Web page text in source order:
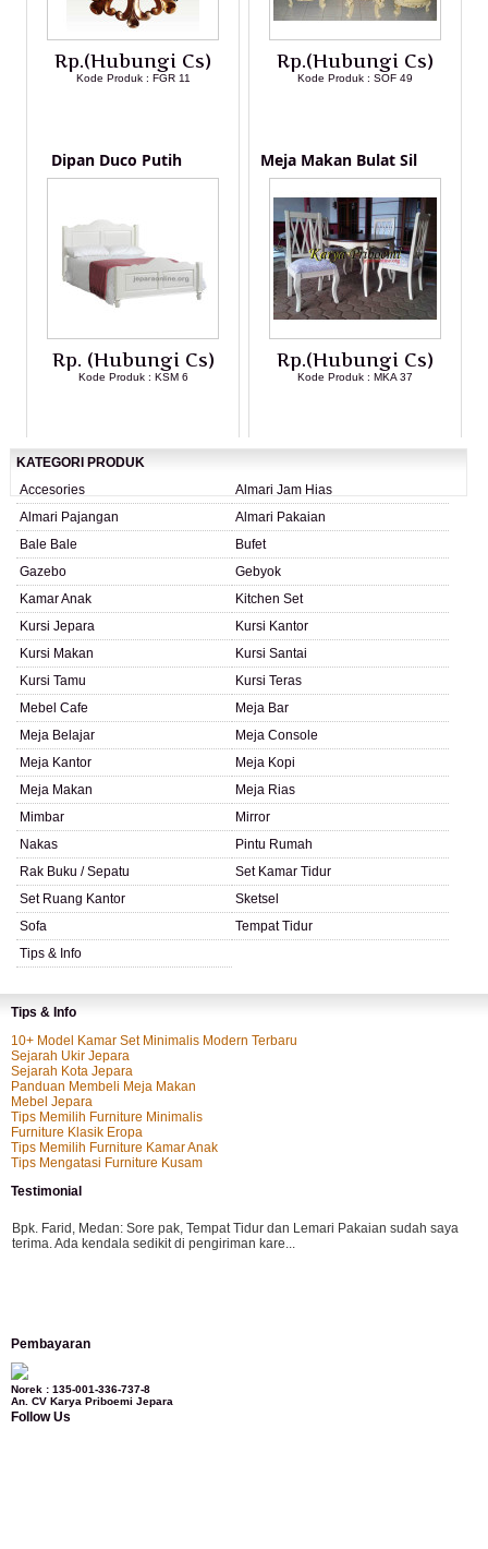
Rp.(Hubungi Cs)
Kode Produk : FGR 11
Rp.(Hubungi Cs)
Kode Produk : SOF 49
Dipan Duco Putih
Rp. (Hubungi Cs)
Kode Produk : KSM 6
Meja Makan Bulat Sil
Rp.(Hubungi Cs)
Kode Produk : MKA 37
KATEGORI PRODUK
Accesories
Almari Jam Hias
Almari Pajangan
Almari Pakaian
Bale Bale
Bufet
Gazebo
Gebyok
Kamar Anak
Kitchen Set
Kursi Jepara
Kursi Kantor
Kursi Makan
Kursi Santai
Kursi Tamu
Kursi Teras
Mebel Cafe
Meja Bar
Meja Belajar
Meja Console
Meja Kantor
Meja Kopi
Meja Makan
Meja Rias
Mimbar
Mirror
Nakas
Pintu Rumah
Rak Buku / Sepatu
Set Kamar Tidur
Set Ruang Kantor
Sketsel
Sofa
Tempat Tidur
Tips & Info
Tips & Info
10+ Model Kamar Set Minimalis Modern Terbaru
Sejarah Ukir Jepara
Sejarah Kota Jepara
Panduan Membeli Meja Makan
Mebel Jepara
Tips Memilih Furniture Minimalis
Furniture Klasik Eropa
Tips Memilih Furniture Kamar Anak
Tips Mengatasi Furniture Kusam
Testimonial
Bpk. Farid, Medan: Sore pak, Tempat Tidur dan Lemari Pakaian sudah saya
terima. Ada kendala sedikit di pengiriman kare...
kursi teras saya sudah saya terima dan p...
Pembayaran
Norek : 135-001-336-737-8
An. CV Karya Priboemi Jepara
Follow Us